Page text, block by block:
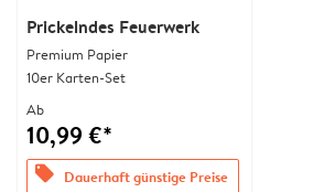
Prickelndes Feuerwerk
Premium Papier
10er Karten-Set
Ab
10,99 €*
offers Dauerhaft günstige Preise